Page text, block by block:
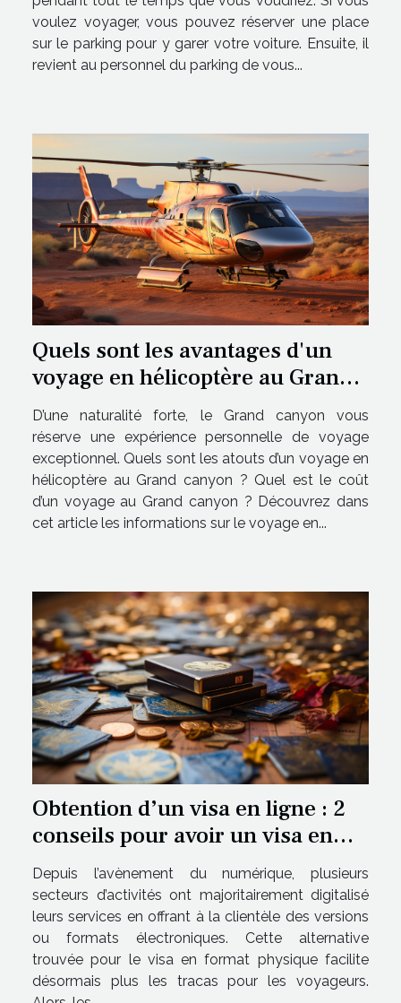
voulez voyager, vous pouvez réserver une place
sur le parking pour y garer votre voiture. Ensuite, il
revient au personnel du parking de vous...
Quels sont les avantages d'un
voyage en hélicoptère au Grand
canyon ?
D’une naturalité forte, le Grand canyon vous
réserve une expérience personnelle de voyage
exceptionnel. Quels sont les atouts d’un voyage en
hélicoptère au Grand canyon ? Quel est le coût
d’un voyage au Grand canyon ? Découvrez dans
cet article les informations sur le voyage en...
Obtention d’un visa en ligne : 2
conseils pour avoir un visa en
ligne plus facilement
Depuis l’avènement du numérique, plusieurs
secteurs d’activités ont majoritairement digitalisé
leurs services en offrant à la clientèle des versions
ou formats électroniques. Cette alternative
trouvée pour le visa en format physique facilite
désormais plus les tracas pour les voyageurs.